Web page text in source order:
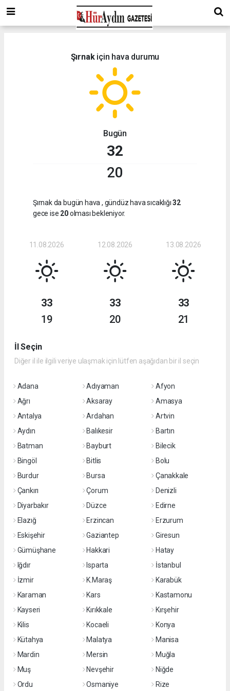
Şırnakiçin hava durumu
Bugün
32
20
Şırnak da bugün hava , gündüz hava sıcaklığı32
gece ise 20olması bekleniyor.
11.08.2026
33
19
12.08.2026
33
20
13.08.2026
33
21
İl Seçin
Diğer il ile ilgili veriye ulaşmak için lütfen aşağıdan bir il seçin
Adana Adıyaman
Afyon
Ağrı
Aksaray
Amasya
Antalya
Ardahan
Artvin
Aydın
Balıkesir
Bartın
Batman
Bayburt
Bilecik
Bingöl
Bitlis
Bolu
Burdur
Bursa
Çanakkale
Çankırı
Çorum
Denizli
Diyarbakır
Düzce
Edirne
Elazığ
Erzincan
Erzurum
Eskişehir
Gaziantep
Giresun
Gümüşhane
Hakkari
Hatay
Iğdır
Isparta
İstanbul
İzmir
K.Maraş
Karabük
Karaman
Kars
Kastamonu
Kayseri
Kırıkkale
Kırşehir
Kilis
Kocaeli
Konya
Kütahya
Malatya
Manisa
Mardin
Mersin
Muğla
Muş
Nevşehir
Niğde
Ordu
Osmaniye Rize